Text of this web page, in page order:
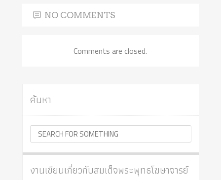
NO COMMENTS
Comments are closed.
ค้นหา
งานเขียนเกี่ยวกับสมเด็จพระพุทธโฆษาจารย์